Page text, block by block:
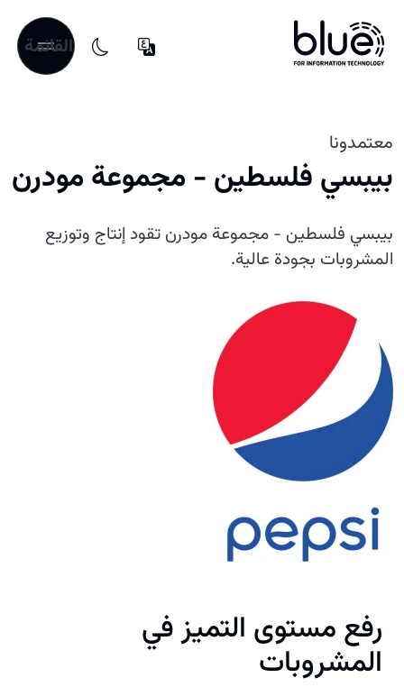
القائمة
معتمدونا
بيبسي فلسطين - مجموعة مودرن
بيبسي فلسطين - مجموعة مودرن تقود إنتاج وتوزيع
المشروبات بجودة عالية.
رفع مستوى التميز في
المشروبات